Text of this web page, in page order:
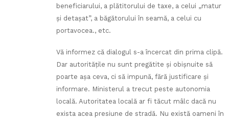
beneficiarului, a plătitorului de taxe, a celui „matur
şi detaşat”, a băgătorului în seamă, a celui cu
portavocea., etc.
Vă informez că dialogul s-a încercat din prima clipă.
Dar autorităţile nu sunt pregătite şi obişnuite să
poarte aşa ceva, ci să impună, fără justificare şi
informare. Ministerul a trecut peste autonomia
locală. Autoritatea locală ar fi tăcut mâlc dacă nu
exista acea presiune de stradă. Nu există oameni în